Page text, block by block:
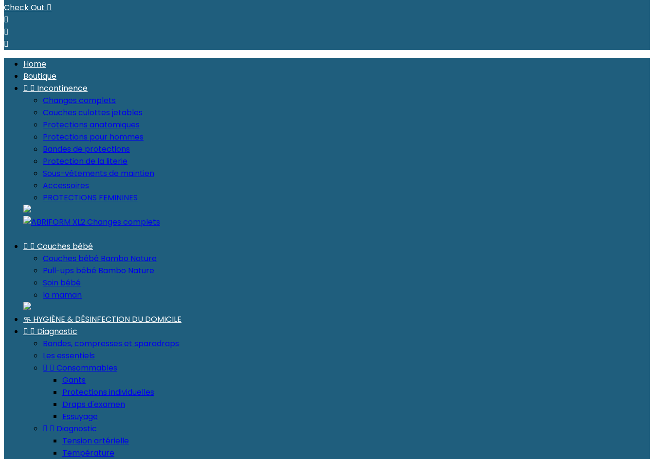
Check Out 



Home
Boutique
  Incontinence
Changes complets
Couches culottes jetables
Protections anatomiques
Protections pour hommes
Bandes de protections
Protection de la literie
Sous-vêtements de maintien
Accessoires
PROTECTIONS FEMININES
  Couches bébé
Couches bébé Bambo Nature
Pull-ups bébé Bambo Nature
Soin bébé
la maman
🧼 HYGIÈNE & DÉSINFECTION DU DOMICILE
  Diagnostic
Bandes, compresses et sparadraps
Les essentiels
  Consommables
Gants
Protections individuelles
Draps d'examen
Essuyage
  Diagnostic
Tension artérielle
Température